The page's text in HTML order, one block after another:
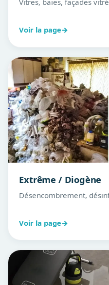
Vitres, baies, façades
Voir la page→
Extrême / Diogène
Désencombrement,
Voir la page→